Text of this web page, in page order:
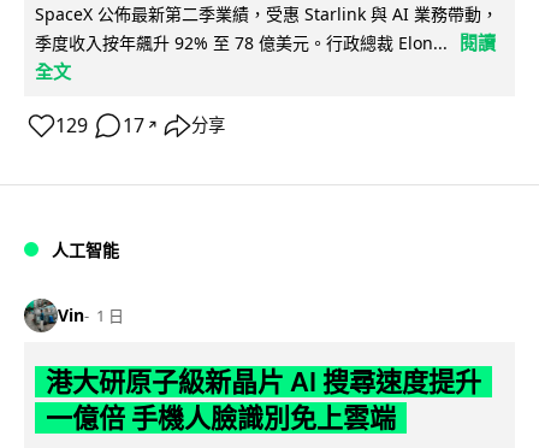
SpaceX 公佈最新第二季業績，受惠 Starlink 與 AI 業務帶動，
季度收入按年飆升 92% 至 78 億美元。行政總裁 Elon...
閱讀
全文
129 17 ↗ 分享
人工智能
Vin 1 日
港大研原子級新晶片 AI 搜尋速度提升
一億倍 手機人臉識別免上雲端